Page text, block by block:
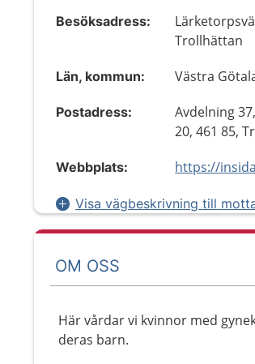
Besöksadress:
Trollhättan
Län, kommun: Västra
Postadress:
Avdelning
20, 461 85,
Webbplats:
Visa vägbeskrivning till
OM OSS
Här vårdar vi kvinnor med
deras barn.